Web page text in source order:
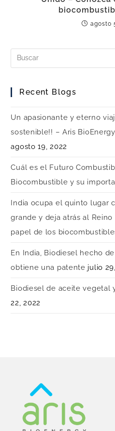
agosto
Recent Blogs
Un apasionante y eterno
sostenible!! – Aris
agosto 19, 2022
Cuál es el Futuro
Biocombustible y su
India ocupa el quinto lugar
grande y deja atrás al
papel de los
En India, Biodiesel hecho
obtiene una patente julio
Biodiesel de aceite vegetal
22, 2022